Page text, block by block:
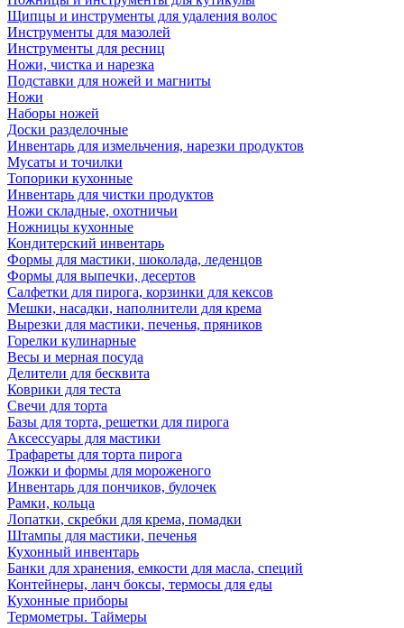
Щипцы и инструменты для удаления волос
Инструменты для мазолей
Инструменты для ресниц
Ножи, чистка и нарезка
Подставки для ножей и магниты
Ножи
Наборы ножей
Доски разделочные
Инвентарь для измельчения, нарезки продуктов
Мусаты и точилки
Топорики кухонные
Инвентарь для чистки продуктов
Ножи складные, охотничьи
Ножницы кухонные
Кондитерский инвентарь
Формы для мастики, шоколада, леденцов
Формы для выпечки, десертов
Салфетки для пирога, корзинки для кексов
Мешки, насадки, наполнители для крема
Вырезки для мастики, печенья, пряников
Горелки кулинарные
Весы и мерная посуда
Делители для бесквита
Коврики для теста
Свечи для торта
Базы для торта, решетки для пирога
Аксессуары для мастики
Трафареты для торта пирога
Ложки и формы для мороженого
Инвентарь для пончиков, булочек
Рамки, кольца
Лопатки, скребки для крема, помадки
Штампы для мастики, печенья
Кухонный инвентарь
Банки для хранения, емкости для масла, специй
Контейнеры, ланч боксы, термосы для еды
Кухонные приборы
Термометры. Таймеры